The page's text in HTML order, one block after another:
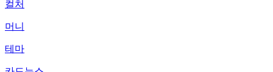
컬처
머니
테마